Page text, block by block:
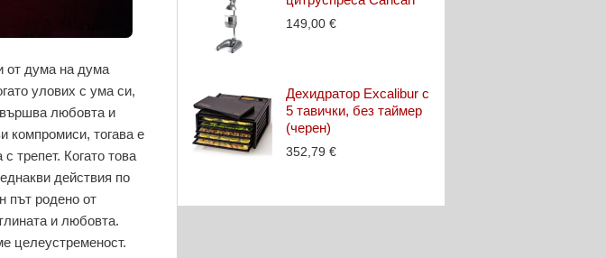
от дума на дума
улових с ума си,
любовта и
компромиси, тогава е
трепет. Когато това
действия по
път родено от
и любовта.
целеустременост.
149,00 €
Дехидратор Excalibur с
5 тавички, без таймер
(черен)
352,79 €